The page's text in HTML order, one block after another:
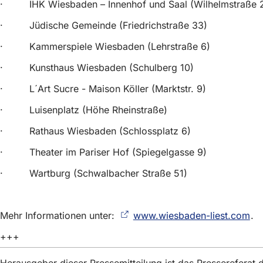
· IHK Wiesbaden – Innenhof und Saal (Wilhelmstraße
· Jüdische Gemeinde (Friedrichstraße 33)
· Kammerspiele Wiesbaden (Lehrstraße 6)
· Kunsthaus Wiesbaden (Schulberg 10)
· L´Art Sucre - Maison Köller (Marktstr. 9)
· Luisenplatz (Höhe Rheinstraße)
· Rathaus Wiesbaden (Schlossplatz 6)
· Theater im Pariser Hof (Spiegelgasse 9)
· Wartburg (Schwalbacher Straße 51)
Mehr Informationen unter: www.wiesbaden-liest.com.
+++